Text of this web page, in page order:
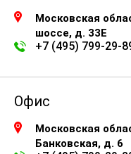
Московская
шоссе, д. 33Е
+7 (495) 799-29-
Офис
Московская
Банковская, д. 6